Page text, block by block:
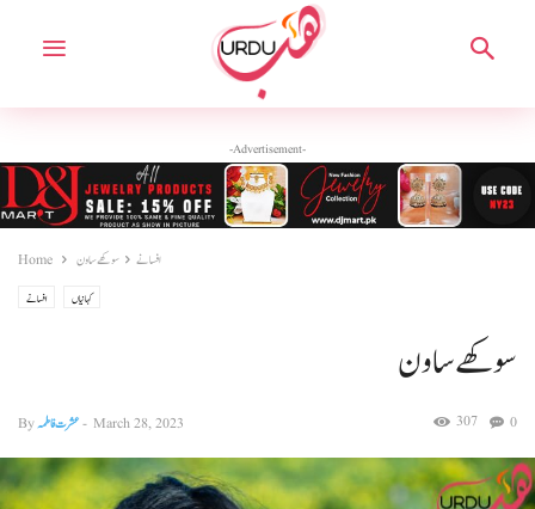
-Advertisement-
Home افسانے سوکھے ساون
افسانے کہانیاں
سوکھے ساون
Byعشرت فاطمہ- March 28, 2023 0
307